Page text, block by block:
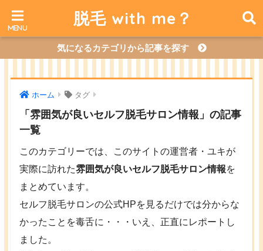
脱毛 with me？
気になるカテゴリから記事を探す
ホーム タグ
「雰囲気が良いセルフ脱毛サロン情報」の記事
一覧
このカテゴリーでは、このサイトの運営者・ユキが
実際に訪れた雰囲気が良いセルフ脱毛サロン情報を
まとめています。
セルフ脱毛サロンの公式HPを見るだけでは分からな
かったことを毒舌に・・・いえ、正直にレポートし
ました。